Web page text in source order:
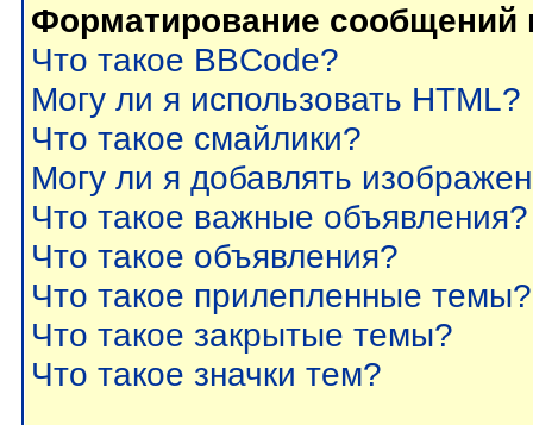
Форматирование
Что такое BBCode?
Могу ли я использовать HTML?
Что такое смайлики?
Могу ли я добавлять
Что такое важные объявления?
Что такое объявления?
Что такое прилепленные темы?
Что такое закрытые темы?
Что такое значки тем?